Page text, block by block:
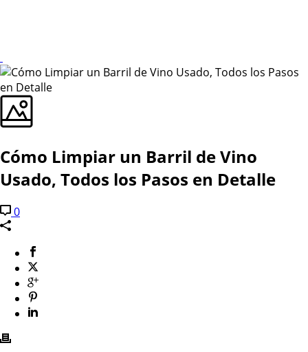
Cómo Limpiar un Barril de Vino
Usado, Todos los Pasos en Detalle
0